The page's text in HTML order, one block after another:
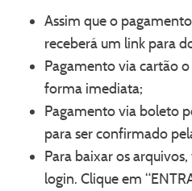
Assim que o
receberá um link para
Pagamento via cartão
forma imediata;
Pagamento via boleto
para ser confirmado
Para baixar os
login. Clique em